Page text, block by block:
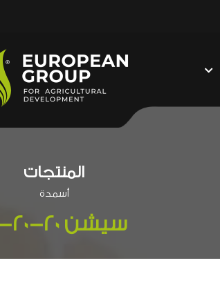
المنتجات
أسمدة
سيشن 20-20-20